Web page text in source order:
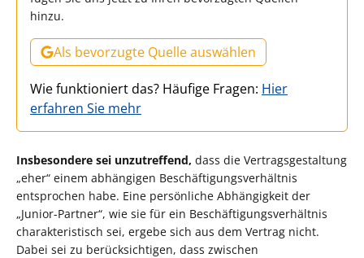
hinzu.
Als bevorzugte Quelle auswählen
Wie funktioniert das? Häufige Fragen: Hier
erfahren Sie mehr
Insbesondere sei unzutreffend, dass die Vertragsgestaltung
„eher“ einem abhängigen Beschäftigungsverhältnis
entsprochen habe. Eine persönliche Abhängigkeit der
„Junior-Partner“, wie sie für ein Beschäftigungsverhältnis
charakteristisch sei, ergebe sich aus dem Vertrag nicht.
Dabei sei zu berücksichtigen, dass zwischen